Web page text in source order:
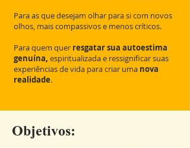
Para as quedesejam olhar para si com novos
olhos, mais compassivos e menos críticos.
Para quem quer resgatar sua autoestima
genuína, espiritualizada e ressignificar suas
experiências de vida para criar uma nova
realidade.
Objetivos: